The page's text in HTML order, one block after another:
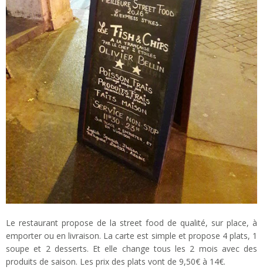
Le restaurant propose de la street food de qualité, sur place, à
emporter ou en livraison. La carte est simple et propose 4 plats, 1
soupe et 2 desserts. Et elle change tous les 2 mois avec des
produits de saison. Les prix des plats vont de 9,50€ à 14€.